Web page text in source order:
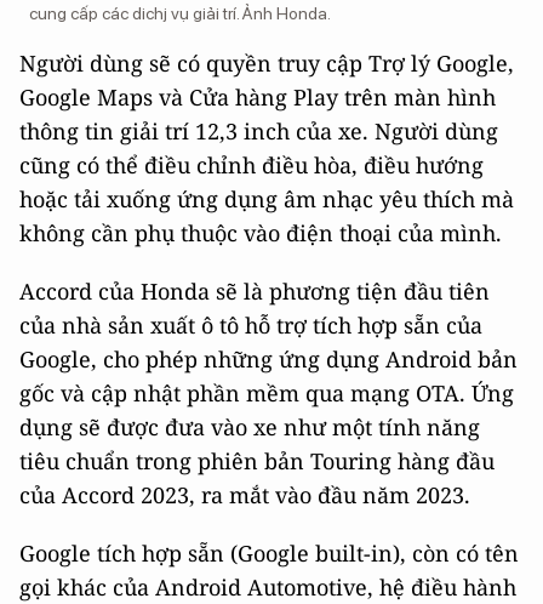
cung cấp các dichj vụ giải trí. Ảnh Honda.
Người dùng sẽ có quyền truy cập Trợ lý Google,
Google Maps và Cửa hàng Play trên màn hình
thông tin giải trí 12,3 inch của xe. Người dùng
cũng có thể điều chỉnh điều hòa, điều hướng
hoặc tải xuống ứng dụng âm nhạc yêu thích mà
không cần phụ thuộc vào điện thoại của mình.
Accord của Honda sẽ là phương tiện đầu tiên
của nhà sản xuất ô tô hỗ trợ tích hợp sẵn của
Google, cho phép những ứng dụng Android bản
gốc và cập nhật phần mềm qua mạng OTA. Ứng
dụng sẽ được đưa vào xe như một tính năng
tiêu chuẩn trong phiên bản Touring hàng đầu
của Accord 2023, ra mắt vào đầu năm 2023.
Google tích hợp sẵn (Google built-in), còn có tên
gọi khác của Android Automotive, hệ điều hành